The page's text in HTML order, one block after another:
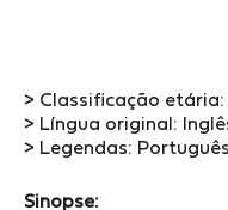
> Classificação
> Língua original:
> Legendas: Português
Sinopse: